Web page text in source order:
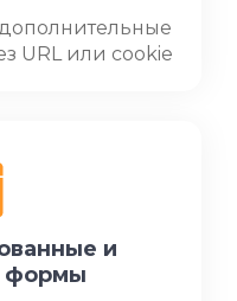
URL или cookie
и
формы